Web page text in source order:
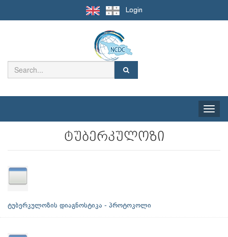
Login
Toggle
ტუბერკულოზი
ტუბერკულოზის დიაგნოსტიკა - პროტოკოლი